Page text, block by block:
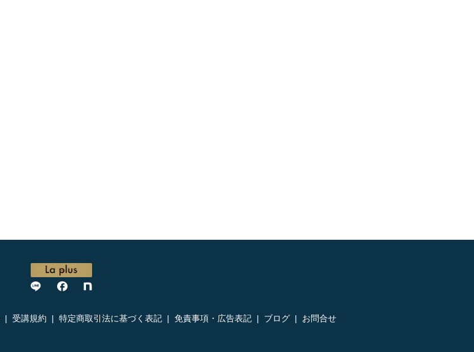
受講規約 特定商取引法に基づく表記 免責事項・広告表記 ブログ お問合せ